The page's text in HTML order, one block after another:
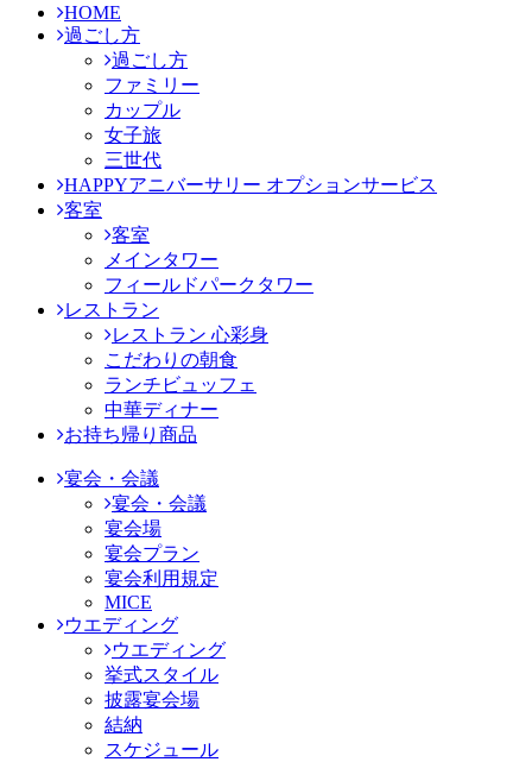
HOME
過ごし方
過ごし方
ファミリー
カップル
女子旅
三世代
HAPPYアニバーサリー オプションサービス
客室
客室
メインタワー
フィールドパークタワー
レストラン
レストラン 心彩身
こだわりの朝食
ランチビュッフェ
中華ディナー
お持ち帰り商品
宴会・会議
宴会・会議
宴会場
宴会プラン
宴会利用規定
MICE
ウエディング
ウエディング
挙式スタイル
披露宴会場
結納
スケジュール